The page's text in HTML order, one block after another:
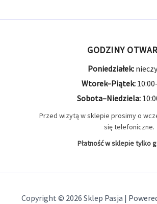
GODZINY
Poniedziałek:
Wtorek–Piątek:
Sobota–Niedziela:
Przed wizytą w sklepie prosimy o
się telefoniczne.
Płatność w sklepie tylko
Copyright © 2026 Sklep Pasja |